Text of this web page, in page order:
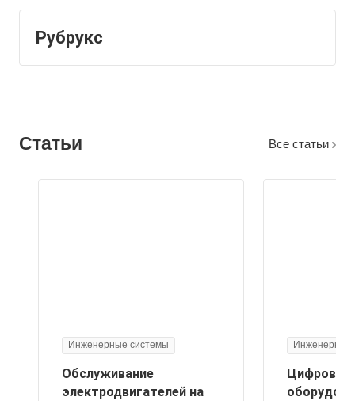
Рубрукс
Статьи Все статьи
Инженерные системы
Обслуживание
электродвигателей на
Инженерные
Цифровые